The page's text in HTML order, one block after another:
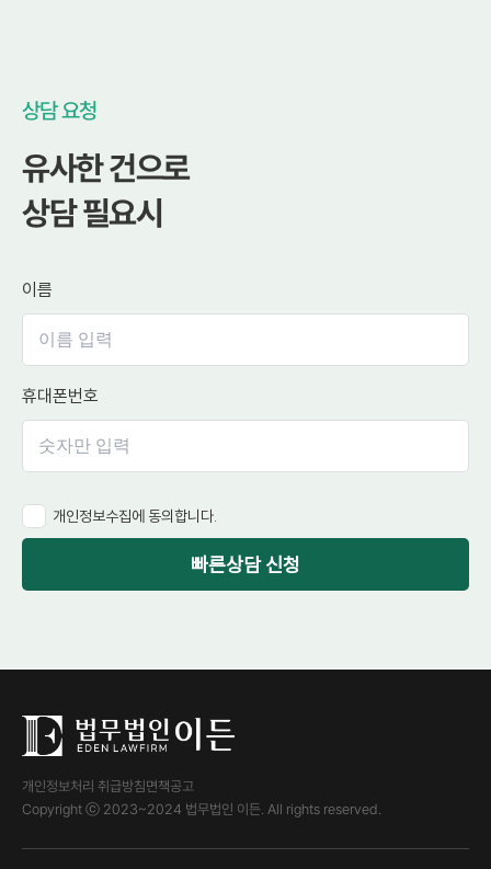
상담 요청
유사한 건으로
상담 필요시
이름
휴대폰번호
개인정보수집에 동의합니다.
빠른상담 신청
개인정보처리 취급방침면책공고
Copyright ⓒ 2023~2024 법무법인 이든. All rights reserved.